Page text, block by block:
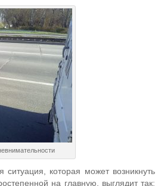
которая может возникнуть
на главную, выглядит так: